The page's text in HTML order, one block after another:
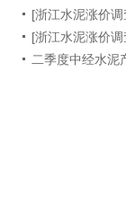
[浙江水泥涨价
[浙江水泥涨价
二季度中经水泥